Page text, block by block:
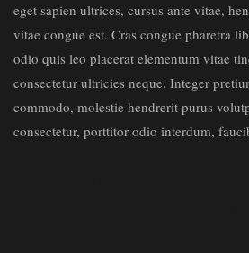
eget sapien ultrices, cursus ante vitae,
vitae congue est. Cras congue pharetra
odio quis leo placerat elementum vitae
consectetur ultricies neque. Integer
commodo, molestie hendrerit purus
consectetur, porttitor odio interdum,